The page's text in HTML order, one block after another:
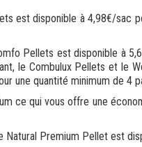
est disponible à 4,98€/sac
Pellets est disponible à
le Combulux Pellets et le
une quantité minimum de 4
ce qui vous offre une
Natural Premium Pellet est